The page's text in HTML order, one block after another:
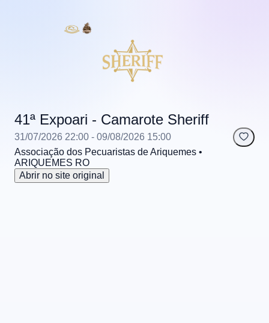
41ª Expoari - Camarote Sheriff
31/07/2026 22:00 - 09/08/2026 15:00
Associação dos Pecuaristas de Ariquemes •
ARIQUEMES RO
Abrir no site original